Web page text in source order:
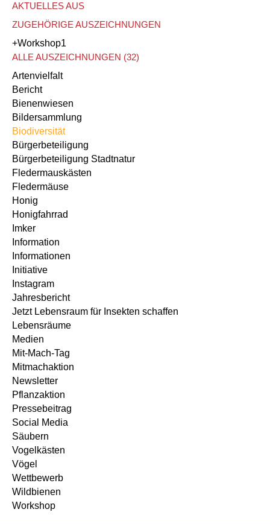
AKTUELLES AUS
ZUGEHÖRIGE AUSZEICHNUNGEN
+Workshop1
ALLE AUSZEICHNUNGEN (32)
Artenvielfalt
Bericht
Bienenwiesen
Bildersammlung
Biodiversität
Bürgerbeteiligung
Bürgerbeteiligung Stadtnatur
Fledermauskästen
Fledermäuse
Honig
Honigfahrrad
Imker
Information
Informationen
Initiative
Instagram
Jahresbericht
Jetzt Lebensraum für Insekten schaffen
Lebensräume
Medien
Mit-Mach-Tag
Mitmachaktion
Newsletter
Pflanzaktion
Pressebeitrag
Social Media
Säubern
Vogelkästen
Vögel
Wettbewerb
Wildbienen
Workshop